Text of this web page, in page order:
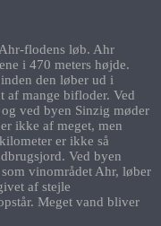
flodens løb. Ahr
i 470 meters højde.
den løber ud i
af mange bifloder. Ved
ved byen Sinzig møder
ikke af meget, men
er ikke så
Ved byen
vinområdet Ahr, løber
af stejle
Meget vand bliver